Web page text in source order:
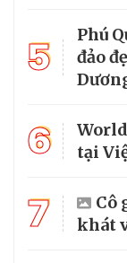
5
Phú
đảo
6
tại
7
Cô
khát